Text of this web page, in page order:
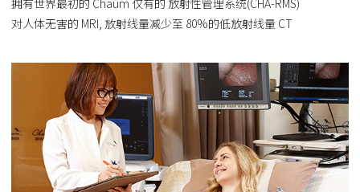
拥有世界最初的 Chaum 仅有的 放射性管理系统(CHA-RMS)
对人体无害的 MRI, 放射线量减少至 80%的低放射线量 CT